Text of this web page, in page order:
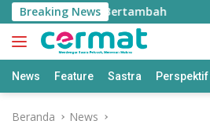
Langsung
ke
konten
Breaking News
Justru Bertambah
News Feature Sastra Perspektif
Beranda News